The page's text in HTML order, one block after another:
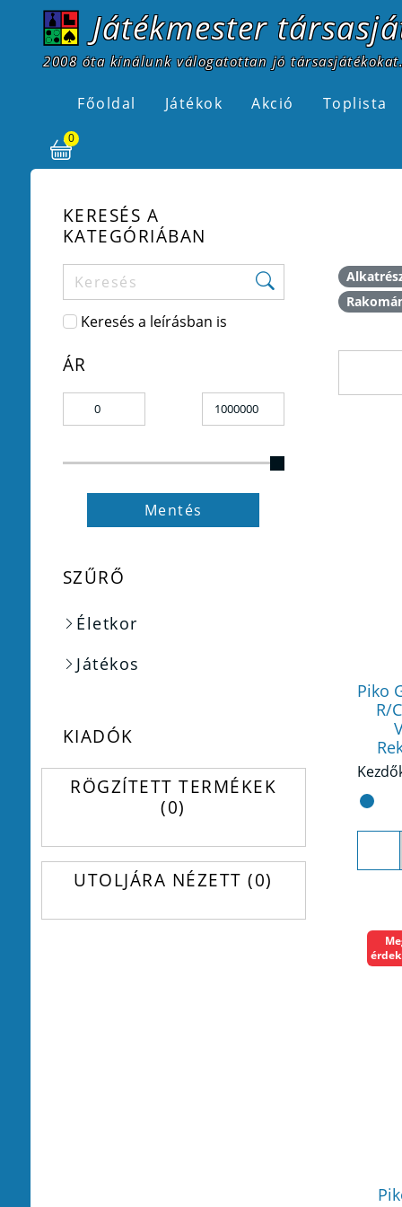
Játékmester
2008 óta kínálunk válogatottan jó
Főoldal Játékok Akció Toplista
0
KERESÉS A
KATEGÓRIÁBAN
Keresés a leírásban is
ÁR
Mentés
SZŰRŐ
Életkor
Játékos
KIADÓK
RÖGZÍTETT TERMÉKEK
0
UTOLJÁRA NÉZETT 0
Piko
R/